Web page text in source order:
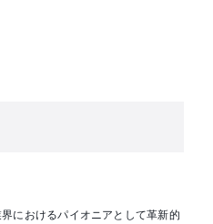
におけるパイオニアとして革新的